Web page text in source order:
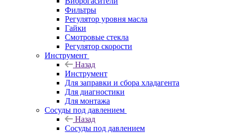
Фильтры
Регулятор уровня масла
Гайки
Смотровые стекла
Регулятор скорости
Инструмент
Назад
Инструмент
Для заправки и сбора хладагента
Для диагностики
Для монтажа
Сосуды под давлением
Назад
Сосуды под давлением